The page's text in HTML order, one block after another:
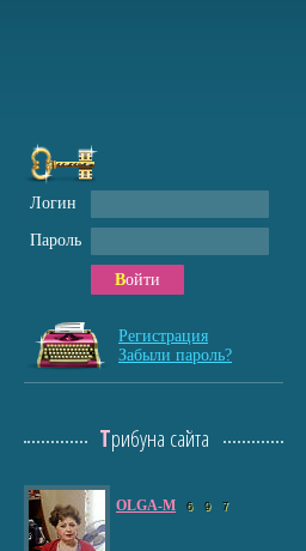
Логин
Пароль
Войти
Регистрация
Забыли пароль?
Трибуна сайта
OLGA-M 6 9 7